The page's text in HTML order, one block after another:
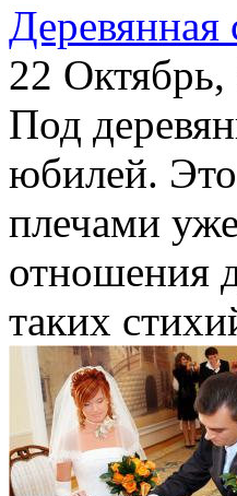
Деревянная
22 Октябрь,
Под
юбилей.
плечами
отношения
таких